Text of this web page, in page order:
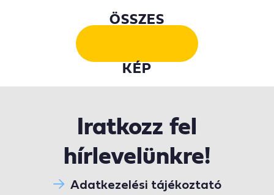
ÖSSZES
KÉP
Iratkozz fel
hírlevelünkre!
Adatkezelési tájékoztató